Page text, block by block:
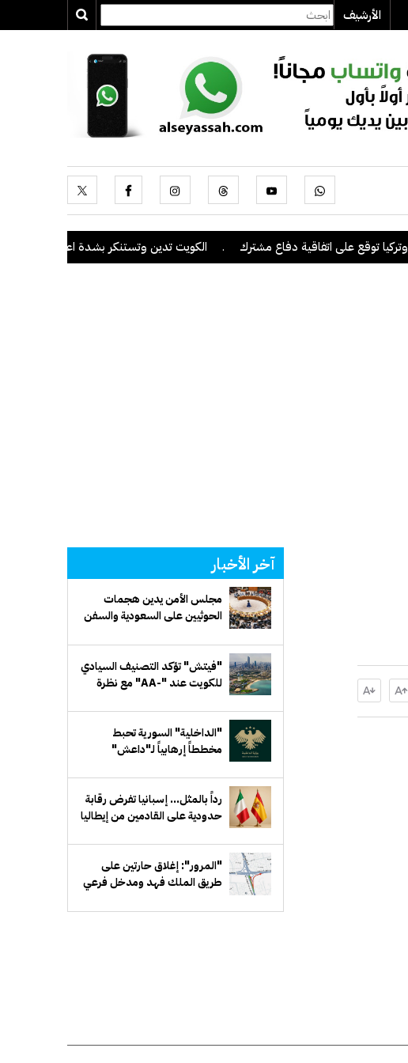
الأرشيف
توقع على اتفاقية دفاع مشترك . الكويت تدين وتستنكر بشدة اعتداءات ميليشيا
آخر الأخبار
مجلس الأمن يدين هجمات
الحوثيين على السعودية والسفن
"فيتش" تؤكد التصنيف السيادي
للكويت عند "-AA" مع نظرة
"الداخلية" السورية تحبط
مخططاً إرهابياً لـ"داعش"
دمشق
رداً بالمثل... إسبانيا تفرض رقابة
حدودية على القادمين من إيطاليا
"المرور": إغلاق حارتين على
طريق الملك فهد ومدخل فرعي